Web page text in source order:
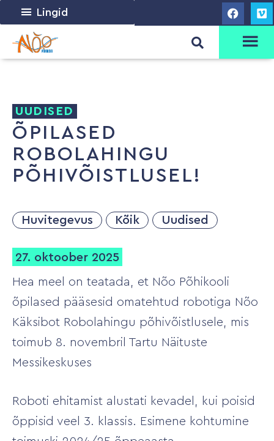
Lingid
UUDISED
ÕPILASED
ROBOLAHINGU
PÕHIVÕISTLUSEL!
Huvitegevus Kõik Uudised
27. oktoober 2025
Hea meel on teatada, et Nõo Põhikooli
õpilased pääsesid omatehtud robotiga Nõo
Käksibot Robolahingu põhivõistlusele, mis
toimub 8. novembril Tartu Näituste
Messikeskuses
Roboti ehitamist alustati kevadel, kui poisid
õppisid veel 3. klassis. Esimene kohtumine